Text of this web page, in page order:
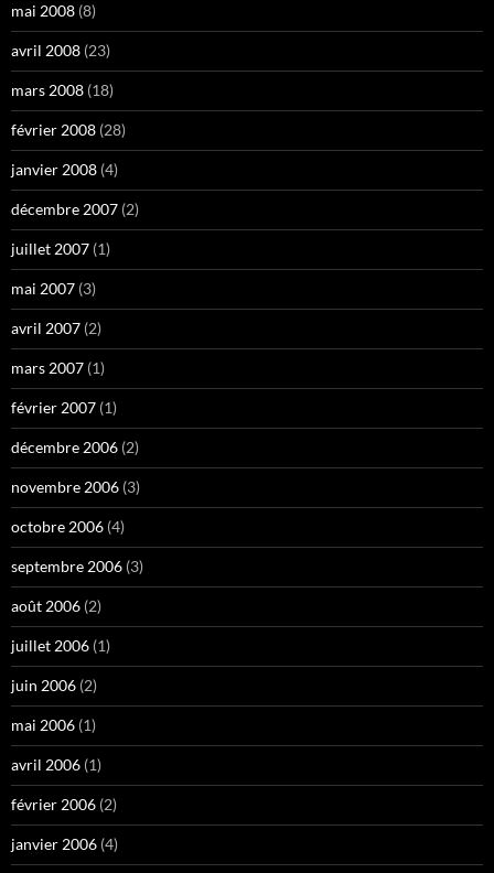
mai 2008 (8)
avril 2008 (23)
mars 2008 (18)
février 2008 (28)
janvier 2008 (4)
décembre 2007 (2)
juillet 2007 (1)
mai 2007 (3)
avril 2007 (2)
mars 2007 (1)
février 2007 (1)
décembre 2006 (2)
novembre 2006 (3)
octobre 2006 (4)
septembre 2006 (3)
août 2006 (2)
juillet 2006 (1)
juin 2006 (2)
mai 2006 (1)
avril 2006 (1)
février 2006 (2)
janvier 2006 (4)